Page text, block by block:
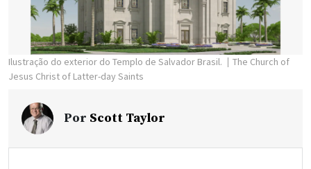
Ilustração do exterior do Templo de Salvador Brasil.
The Church of
Jesus Christ of Latter-day Saints
Por Scott Taylor